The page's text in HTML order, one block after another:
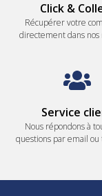
Click &
Récupérer votre
directement dans nos
Service
Nous répondons à
questions par email